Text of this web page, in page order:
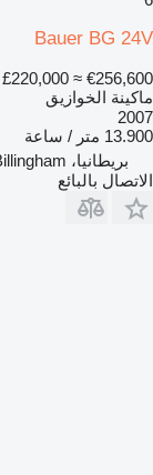
Bauer BG 24V
£220,000 ≈ €256,600
ماكينة الخوازيق
2007
13.900 متر / ساعة
بريطانيا، Billingham
الاتصال بالبائع